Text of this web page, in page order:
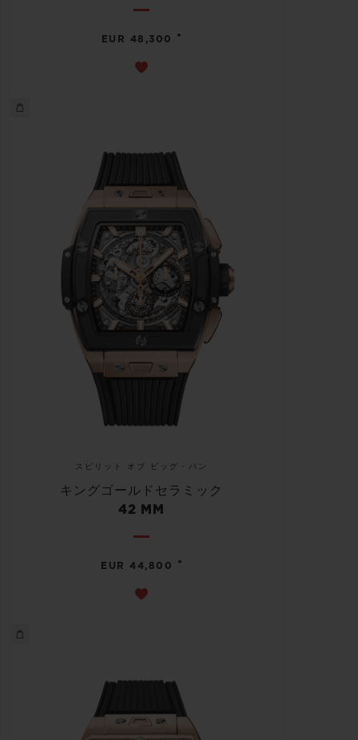
EUR 48,300 •
スピリット オブ ビッグ・バン
キングゴールドセラミック
42 MM
EUR 44,800 •